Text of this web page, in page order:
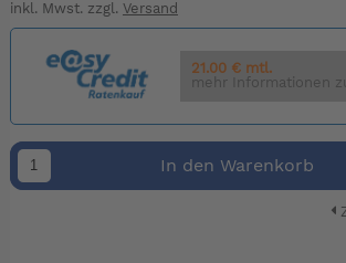
inkl. Mwst. zzgl. Versand
21.00 € mtl.
mehr Informationen
In den Warenkorb